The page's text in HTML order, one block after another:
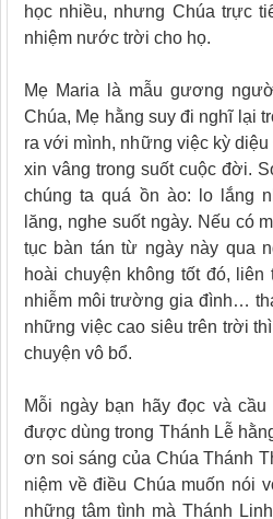
học nhiều, nhưng Chúa trực
nhiệm nước trời cho họ.
Mẹ Maria là mẫu gương
Chúa, Mẹ hằng suy đi nghĩ lại
ra với mình, những việc kỳ
xin vâng trong suốt cuộc đời.
chúng ta quá ồn ào: lo lắng
lăng, nghe suốt ngày. Nếu có
tục bàn tán từ ngày này qua
hoài chuyện không tốt đó,
nhiễm môi trường gia đình…
những việc cao siêu trên trời
chuyện vô bổ.
Mỗi ngày bạn hãy đọc và
được dùng trong Thánh Lễ
ơn soi sáng của Chúa Thánh
niệm về điều Chúa muốn nói
những tâm tình mà Thánh